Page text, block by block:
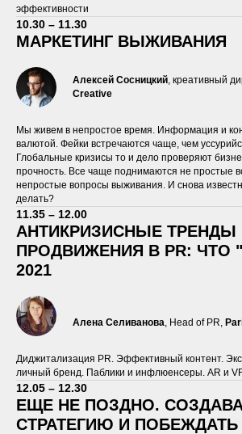
эффективности
10.30 – 11.30
МАРКЕТИНГ ВЫЖИВАНИЯ
Алексей Сосницкий , креативный
Creative
Мы живем в непростое время. Информация и
валютой. Фейки встречаются чаще, чем
Глобальные кризисы то и дело проверяют
прочность. Все чаще поднимаются не простые
непростые вопросы выживания. И снова
делать?
11.35 – 12.00
АНТИКРИЗИСНЫЕ ТРЕНДЫ
ПРОДВИЖЕНИЯ В PR: ЧТО
2021
Алена Селиванова , Head of PR,
Диджитализация PR. Эффективный контент.
личный бренд. Паблики и инфлюенсеры. AR и
12.05 – 12.30
ЕЩЕ НЕ ПОЗДНО.
СТРАТЕГИЮ И ПОБЕЖДАТЬ